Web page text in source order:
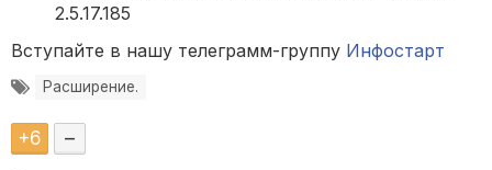
2.5.17.185
Вступайте в нашу телеграмм-группу Инфостарт
Расширение.
+6 –